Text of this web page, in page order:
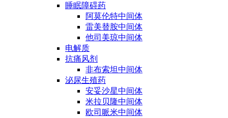
睡眠障碍药
阿莫伦特中间体
雷美替胺中间体
他司美琼中间体
电解质
抗痛风剂
非布索坦中间体
泌尿生殖药
安妥沙星中间体
米拉贝隆中间体
欧司哌米中间体